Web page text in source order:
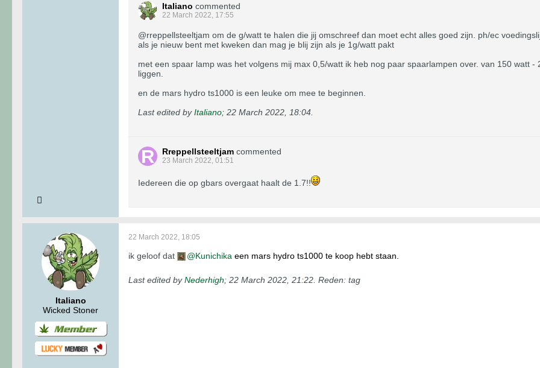
Italiano commented
22 March 2022, 17:55
@rreppellsteeltjam om de g/watt te halen die jij omschreef dan moet echt alles goed zijn. ph/ec
als je nieuw bent met kweken dan mag je blij zijn als je 1g/watt pakt
met een spaar lamp was het volgens mij max 0,5/watt ik heb nog paar spaarlampen over. van 150 watt
liggen.
en de mars hydro ts1000 is een leuke om mee te beginnen.
Last edited byItaliano; 22 March 2022, 18:04
Rreppellsteeltjam commented
23 March 2022, 01:51
Iedereen die op gbars overgaat haalt de 1.7!!
Italiano
Wicked Stoner
22 March 2022, 18:05
ik geloof dat Kunichika een mars hydro ts1000 te koop hebt staan.
Last edited byNederhigh; 22 March 2022, 21:22 Reden: tag